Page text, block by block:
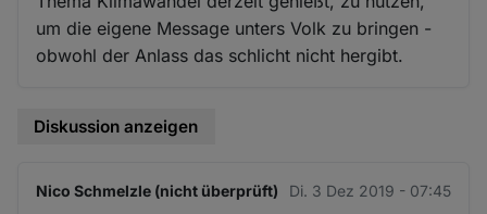
um die eigene Message unters Volk zu bringen -
obwohl der Anlass das schlicht nicht hergibt.
Diskussion anzeigen
Nico Schmelzle (nicht überprüft) Di. 3 Dez 2019 - 07:45